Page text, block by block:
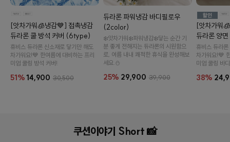
[앗차가워🧊냉감💙] 접촉냉감
듀라론 쿨 방석 커버 (6type)
휴비스 듀라론 신소재로 닿기만 해도
차가워요!💙 한여름에 대비하는 프리
미엄 쿨링 방석 커버!
51%14,900 30,500
듀라론 파워냉감 바디필로우
(2color)
❄️앗차가워❄️파워냉감❄️닿는 순간 기
분 좋게 전해지는 듀라론의 시원함으
로, 여름 내내 쾌적한 휴식을 완성해보
세요.⛄
25% 29,900 39,900
[앗차가워
듀라론 양
휴비스 듀라
차가워요!💙
미엄 쿨링 바
38%
쿠션이야기 Short 📸
듀라론 파워냉감 등받이 등쿠션 (2color)
31%41,800원